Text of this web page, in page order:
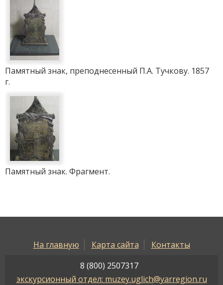
Памятный знак, преподнесенный П.А. Тучкову. 1857
г.
Памятный знак. Фрагмент.
На главную Карта сайта
Контакты
8 (800) 2507317
экскурсионный отдел: muzey.uglich@yarregion.ru